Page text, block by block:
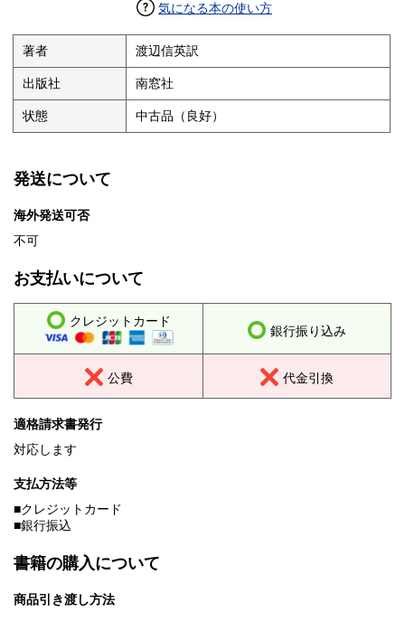
気になる本の使い方
著者 渡辺信英訳
出版社 南窓社
状態 中古品（良好）
発送について
海外発送可否
不可
お支払いについて
クレジットカード
銀行振り込み
公費 代金引換
適格請求書発行
対応します
支払方法等
■クレジットカード
■銀行振込
書籍の購入について
商品引き渡し方法